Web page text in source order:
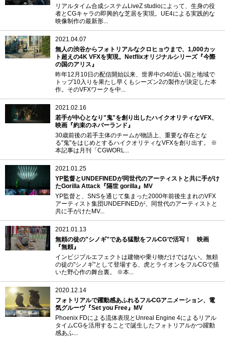
リアルタイム合成システムLiveZ studioによって、生身の役
者とCGキャラの即興的な芝居を実現。UE4による実践的な
映像制作の最新形...
2021.04.07
無人の渋谷からフォトリアルなクロヒョウまで、1,000カッ
ト超えの4K VFXを実現。Netflixオリジナルシリーズ『今際
の国のアリス』
昨年12月10日の配信開始以来、世界中の40近い国と地域で
トップ10入りを果たし早くもシーズン2の製作が決定した本
作。そのVFXワークを中...
2021.02.16
若手が中心となり"鬼"を創り出したハイクオリティなVFX、
映画『約束のネバーランド』
30歳前後の若手主体のチームが物語上、重要な存在とな
る"鬼"をはじめとするハイクオリティなVFXを創り出す。 ※
本記事は月刊「CGWORL...
2021.01.25
YP監督とUNDEFINEDが同世代のアーティストと共に手がけ
たGorilla Attack『隔世 gorilla』MV
YP監督と、SNSを通じて集まった2000年前後生まれのVFX
アーティスト集団UNDEFINEDが、同世代のアーティストと
共に手がけたMV...
2021.01.13
無頼の徒の"シノギ"である猛獣をフルCGで活写！ 映画
『無頼』
インビジブルエフェクトは建物や乗り物だけではない。無頼
の徒の"シノギ"として登場する、虎とライオンをフルCGで描
いた野心作の舞台裏。 ※本...
2020.12.14
フォトリアルで躍動感あふれるフルCGアニメーション、電
気グルーヴ『Set you Free』MV
Phoenix FDによる流体表現とUnreal Engine 4によるリアル
タイムCGを活用することで誕生したフォトリアルかつ躍動
感あふ...